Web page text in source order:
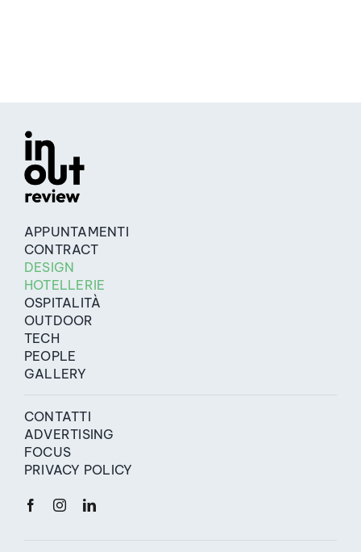
APPUNTAMENTI
CONTRACT
DESIGN
HOTELLERIE
OSPITALITÀ
OUTDOOR
TECH
PEOPLE
GALLERY
CONTATTI
ADVERTISING
FOCUS
PRIVACY POLICY